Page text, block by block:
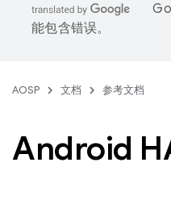
能包含错误。
AOSP 文档 参考文档
Android